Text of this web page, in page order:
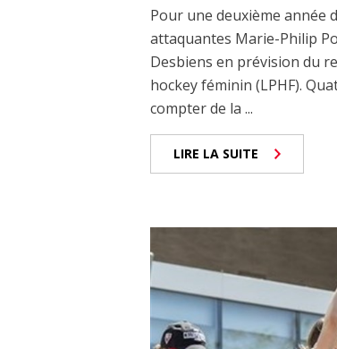
Pour une deuxième année
attaquantes Marie-Philip
Desbiens en prévision du
hockey féminin (LPHF).
compter de la ...
LIRE LA SUITE